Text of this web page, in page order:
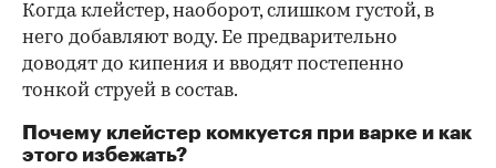
Когда клейстер, наоборот, слишком густой, в
него добавляют воду. Ее предварительно
доводят до кипения и вводят постепенно
тонкой струей в состав.
Почему клейстер комкуется при варке и как
этого избежать?